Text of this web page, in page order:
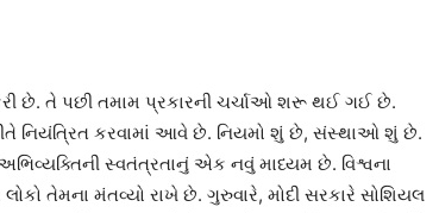
કરી છે. તે પછી તમામ પ્રકારની ચર્ચાઓ શરૂ થઈ ગઈ છે.
નિયંત્રિત કરવામાં આવે છે. નિયમો શું છે, સંસ્થાઓ શું છે.
સ્વતંત્રતાનું એક નવું માધ્યમ છે. વિશ્વના
તેમના મંતવ્યો રાખે છે. ગુરુવારે, મોદી સરકારે સોશિયલ